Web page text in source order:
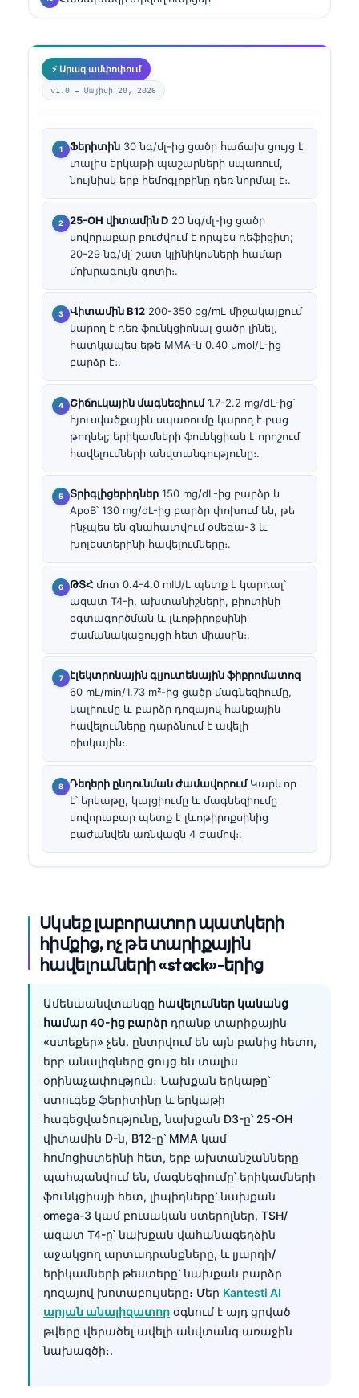
⚡ Արագ ամփոփում
v1.0 — Մայիսի 20, 2026
Ֆերիտին 30 նգ/մլ-ից ցածր հաճախ ցույց է
տալիս երկաթի պաշարների սպառում,
նույնիսկ երբ հեմոգլոբինը դեռ նորմալ է։.
25-OH վիտամին D 20 նգ/մլ-ից ցածր
սովորաբար բուժվում է որպես դեֆիցիտ;
20-29 նգ/մլ՝ շատ կլինիկոսների համար
մոխրագույն գոտի։.
Վիտամին B12 200-350 pg/mL միջակայքում
կարող է դեռ ֆունկցիոնալ ցածր լինել,
հատկապես եթե MMA-ն 0.40 µmol/L-ից
բարձր է։.
Շիճուկային մագնեզիում1.7-2.2 mg/dL-ից՝
հյուսվածքային սպառումը կարող է բաց
թողնել; երիկամների ֆունկցիան է որոշում
հավելումների անվտանգությունը։.
Տրիգլիցերիդներ 150 mg/dL-ից բարձր և
ApoB՝ 130 mg/dL-ից բարձր փոխում են, թե
ինչպես են գնահատվում օմեգա-3 և
խոլեստերինի հավելումները։.
ԹՏՀ մոտ 0.4-4.0 mIU/L պետք է կարդալ՝
ազատ T4-ի, ախտանիշների, բիոտինի
օգտագործման և լևոթիրոքսինի
ժամանակացույցի հետ միասին։.
էլեկտրոնային գլյուտենային ֆիբրոմատոզ
60 mL/min/1.73 m²-ից ցածր մագնեզիումը,
կալիումը և բարձր դոզայով հանքային
հավելումները դարձնում է ավելի
ռիսկային։.
Դեղերի ընդունման ժամավորումԿարևոր
է՝ երկաթը, կալցիումը և մագնեզիումը
սովորաբար պետք է լևոթիրոքսինից
բաժանվեն առնվազն 4 ժամով։.
Սկսեք լաբորատոր պատկերի
հիմքից, ոչ թե տարիքային
հավելումների «stack»-երից
Ամենաանվտանգը հավելումներ կանանց
համար 40-ից բարձր դրանք տարիքային
«ստեքեր» չեն. ընտրվում են այն բանից հետո,
երբ անալիզները ցույց են տալիս
օրինաչափություն։ Նախքան երկաթը՝
ստուգեք ֆերիտինը և երկաթի
հագեցվածությունը, նախքան D3-ը՝ 25-OH
վիտամին D-ն, B12-ը՝ MMA կամ
հոմոցիստեինի հետ, երբ ախտանշանները
պահպանվում են, մագնեզիումը՝ երիկամների
ֆունկցիայի հետ, լիպիդները՝ նախքան
omega-3 կամ բուսական ստերոլներ, TSH/
ազատ T4-ը՝ նախքան վահանագեղձին
աջակցող արտադրանքները, և լյարդի/
երիկամների թեստերը՝ նախքան բարձր
դոզայով խոտաբույսերը։ Մեր Kantesti AI
արյան անալիզատոր օգնում է այդ ցրված
թվերը վերածել ավելի անվտանգ առաջին
նախագծի։.